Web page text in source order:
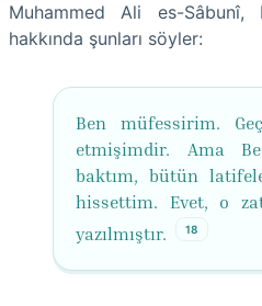
Muhammed Ali es-Sâbunî,
hakkında şunları söyler:
Ben müfessirim.
etmişimdir. Ama
baktım, bütün
hissettim. Evet, o
yazılmıştır.
18